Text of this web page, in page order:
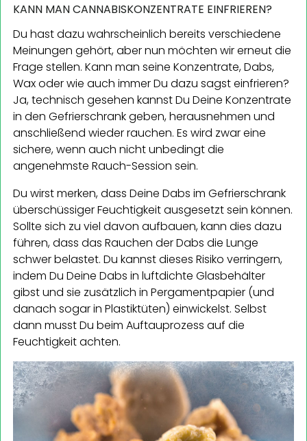
KANN MAN CANNABISKONZENTRATE EINFRIEREN?
Du hast dazu wahrscheinlich bereits verschiedene
Meinungen gehört, aber nun möchten wir erneut die
Frage stellen. Kann man seine Konzentrate, Dabs,
Wax oder wie auch immer Du dazu sagst einfrieren?
Ja, technisch gesehen kannst Du Deine Konzentrate
in den Gefrierschrank geben, herausnehmen und
anschließend wieder rauchen. Es wird zwar eine
sichere, wenn auch nicht unbedingt die
angenehmste Rauch-Session sein.
Du wirst merken, dass Deine Dabs im Gefrierschrank
überschüssiger Feuchtigkeit ausgesetzt sein können.
Sollte sich zu viel davon aufbauen, kann dies dazu
führen, dass das Rauchen der Dabs die Lunge
schwer belastet. Du kannst dieses Risiko verringern,
indem Du Deine Dabs in luftdichte Glasbehälter
gibst und sie zusätzlich in Pergamentpapier (und
danach sogar in Plastiktüten) einwickelst. Selbst
dann musst Du beim Auftauprozess auf die
Feuchtigkeit achten.